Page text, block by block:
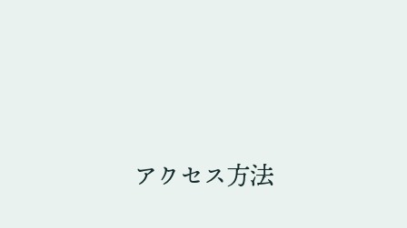
アクセス方法